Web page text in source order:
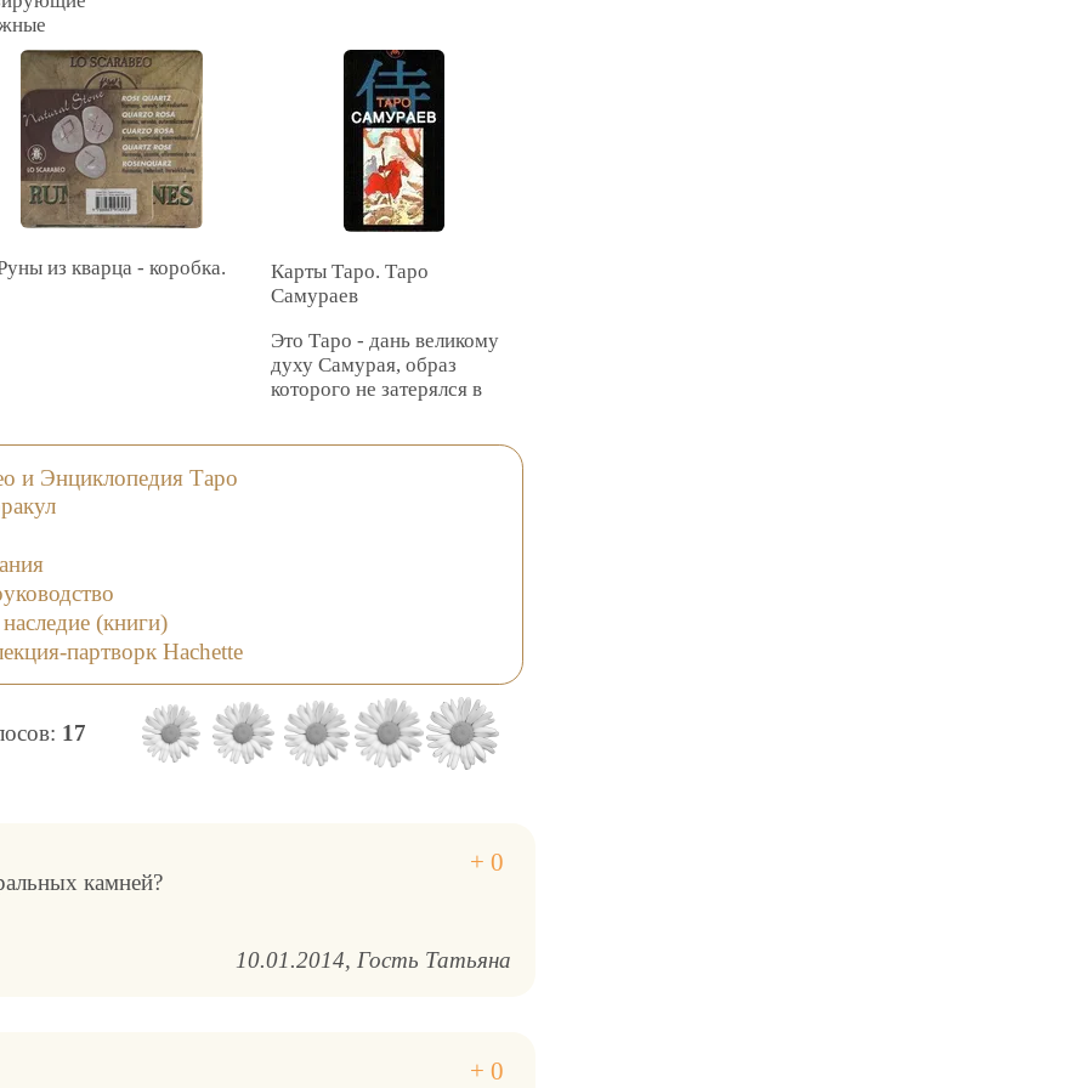
на нас.
Таро Цветов
состоит из 78 карт,
на каждой из них
изображен
соответствующий
смыслу цветок-
Вас
с
для
и
из кварца - коробка.
Карты Таро. Таро
Самураев
Это Таро - дань великому
духу Самурая, образ
которого не затерялся в
и Энциклопедия Таро
(книги)
партворк Hachette
17
камней?
10.01.2014 Гость Татьяна